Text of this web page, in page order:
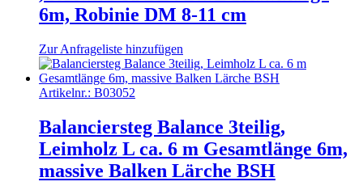
6m, Robinie DM 8-11 cm
Zur Anfrageliste hinzufügen
Artikelnr.: B03052
Balanciersteg Balance 3teilig,
Leimholz L ca. 6 m Gesamtlänge 6m,
massive Balken Lärche BSH